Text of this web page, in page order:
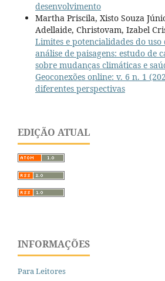
desenvolvimento
Martha Priscila, Xisto Souza
Adellaide, Christovam, Izabel
Limites e potencialidades do
análise de paisagens: estudo de
sobre mudanças climáticas e
Geoconexões online: v. 6 n. 1
diferentes perspectivas
EDIÇÃO ATUAL
INFORMAÇÕES
Para Leitores